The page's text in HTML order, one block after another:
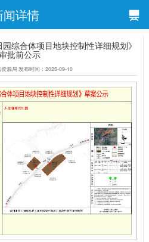
闻详情
综合体项目地块控制性详细规划》
批前公示
源局 发布时间：2025-09-10